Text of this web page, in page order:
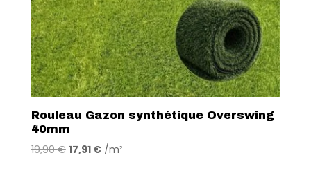
Rouleau Gazon synthétique Overswing
40mm
19,90€ 17,91 €/m²